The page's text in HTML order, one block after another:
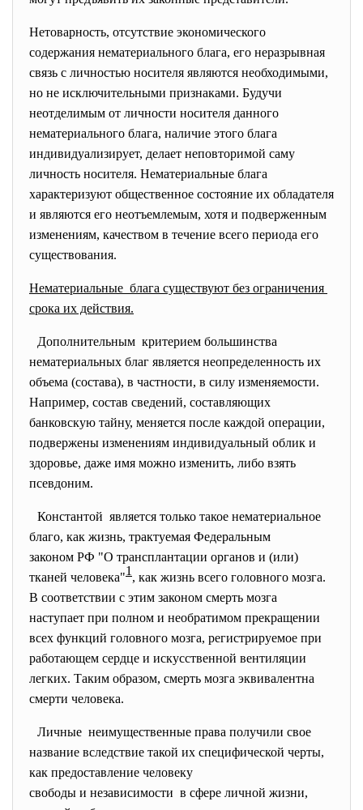
Нетоварность, отсутствие экономического
содержания нематериального блага, его неразрывная
связь с личностью носителя являются необходимыми,
но не исключительными признаками. Будучи
неотделимым от личности носителя данного
нематериального блага, наличие этого блага
индивидуализирует, делает неповторимой саму
личность носителя. Нематериальные блага
характеризуют общественное состояние их обладателя
и являются его неотъемлемым, хотя и подверженным
изменениям, качеством в течение всего периода его
существования.
Нематериальные блага существуют без ограничения
срока их действия.
Дополнительным критерием большинства
нематериальных благ является неопределенность их
объема (состава), в частности, в силу изменяемости.
Например, состав сведений, составляющих
банковскую тайну, меняется после каждой операции,
подвержены изменениям индивидуальный облик и
здоровье, даже имя можно изменить, либо взять
псевдоним.
Константой является только такое нематериальное
благо, как жизнь, трактуемая Федеральным
законом РФ "О трансплантации органов и (или)
тканей человека"1 , как жизнь всего головного мозга.
В соответствии с этим законом смерть мозга
наступает при полном и необратимом прекращении
всех функций головного мозга, регистрируемое при
работающем сердце и искусственной вентиляции
легких. Таким образом, смерть мозга эквивалентна
смерти человека.
Личные неимущественные права получили свое
название вследствие такой их специфической черты,
как предоставление человеку
свободы и независимости в сфере личной жизни,